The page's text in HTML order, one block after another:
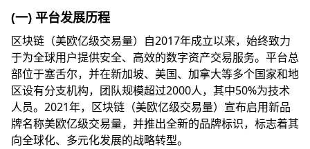
(一) 平台发展历程
区块链（美欧亿级交易量）自2017年成立以来，始终致力
于为全球用户提供安全、高效的数字资产交易服务。平台总
部位于塞舌尔，并在新加坡、美国、加拿大等多个国家和地
区设有分支机构，团队规模超过2000人，其中50%为技术
人员。2021年，区块链（美欧亿级交易量）宣布启用新品
牌名称美欧亿级交易量，并推出全新的品牌标识，标志着其
向全球化、多元化发展的战略转型。